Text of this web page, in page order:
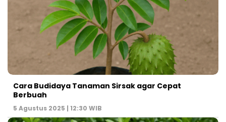
Cara Budidaya Tanaman Sirsak agar Cepat
Berbuah
5 Agustus 2025 | 12:30 WIB